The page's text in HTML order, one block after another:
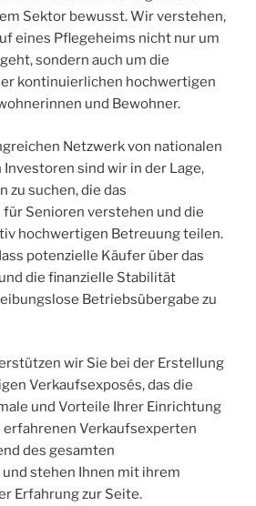
Sektor bewusst. Wir verstehen,
eines Pflegeheims nicht nur um
sondern auch um die
kontinuierlichen hochwertigen
und Bewohner.
Netzwerk von nationalen
sind wir in der Lage,
zu suchen, die das
Senioren verstehen und die
hochwertigen Betreuung teilen.
potenzielle Käufer über das
die finanzielle Stabilität
Betriebsübergabe zu
wir Sie bei der Erstellung
Verkaufsexposés, das die
und Vorteile Ihrer Einrichtung
erfahrenen Verkaufsexperten
des gesamten
stehen Ihnen mit ihrem
Erfahrung zur Seite.